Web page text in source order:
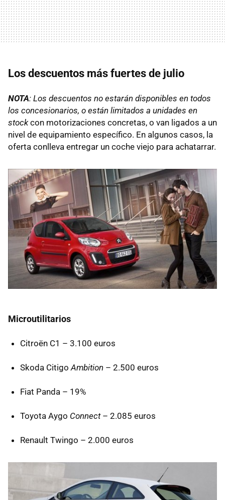
Los descuentos más fuertes de julio
NOTA: Los descuentos no estarán disponibles en todos
los concesionarios, o están limitados a unidades en
stockcon motorizaciones concretas, o van ligados a un
nivel de equipamiento específico. En algunos casos, la
oferta conlleva entregar un coche viejo para achatarrar.
Microutilitarios
Citroën C1 – 3.100 euros
Skoda CitigoAmbition – 2.500 euros
Fiat Panda – 19%
Toyota Aygo Connect– 2.085 euros
Renault Twingo – 2.000 euros